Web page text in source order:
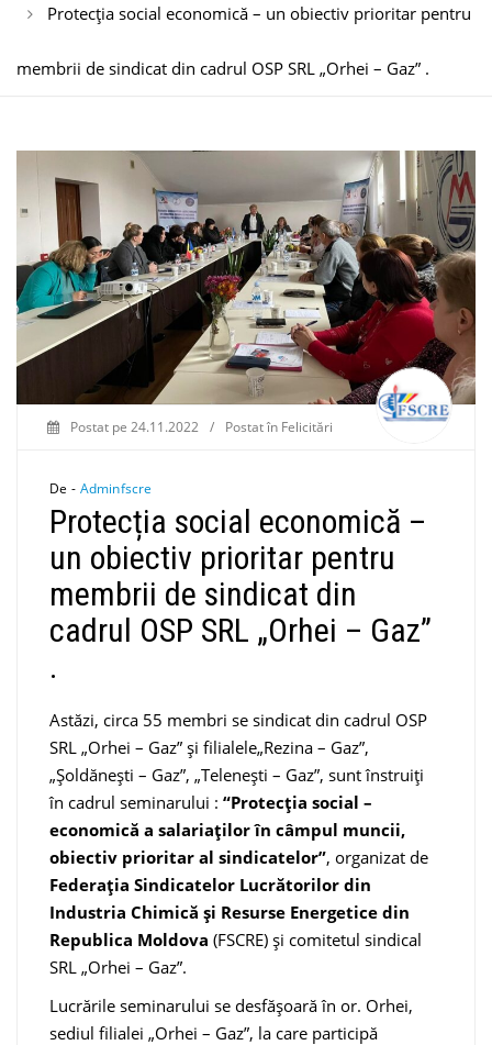
Protecția social economică – un obiectiv prioritar pentru
membrii de sindicat din cadrul OSP SRL „Orhei – Gaz” .
Postat pe 24.11.2022 / Postat în Felicitări
De - Adminfscre
Protecția social economică –
un obiectiv prioritar pentru
membrii de sindicat din
cadrul OSP SRL „Orhei – Gaz”
.
Astăzi, circa 55 membri se sindicat din cadrul OSP
SRL „Orhei – Gaz” și filialele„Rezina – Gaz”,
„Șoldănești – Gaz”, „Telenești – Gaz”, sunt înstruiți
în cadrul seminarului : “Protecția social –
economică a salariaților în câmpul muncii,
obiectiv prioritar al sindicatelor”, organizat de
Federația Sindicatelor Lucrătorilor din
Industria Chimică și Resurse Energetice din
Republica Moldova (FSCRE) și comitetul sindical
SRL „Orhei – Gaz”.
Lucrările seminarului se desfășoară în or. Orhei,
sediul filialei „Orhei – Gaz”, la care participă